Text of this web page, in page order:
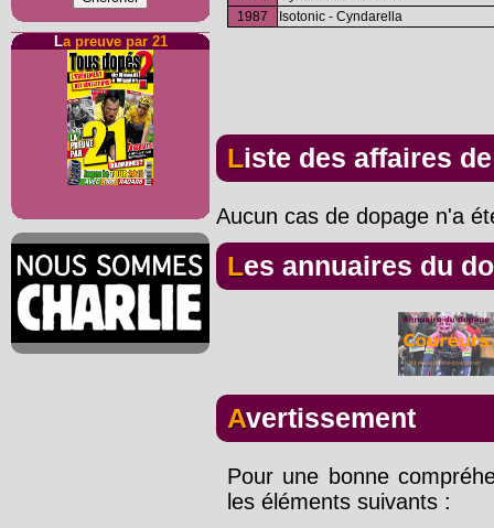
La preuve par 21
1987
Isotonic - Cyndarella
Liste des affaires
Aucun cas de dopage n'a
Les annuaires du
Avertissement
Pour une bonne
les éléments suivants :